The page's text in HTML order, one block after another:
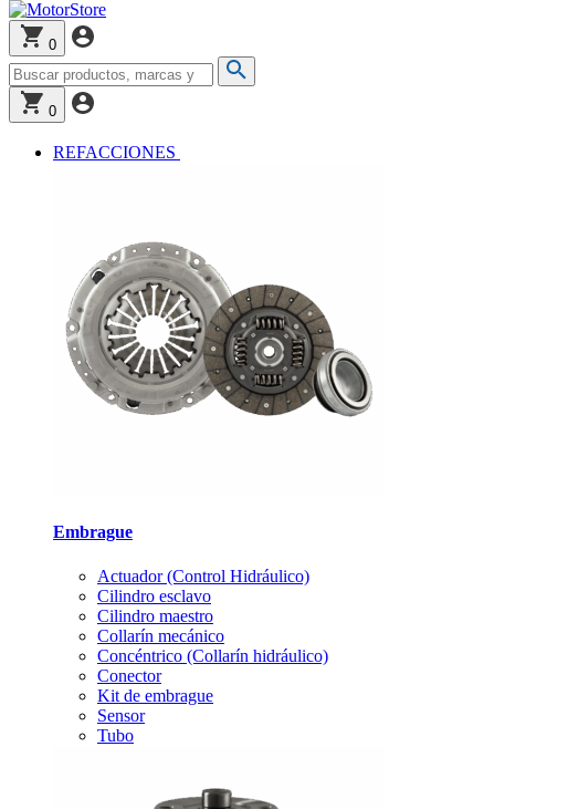
0
0
REFACCIONES
Embrague
Actuador (Control Hidráulico)
Cilindro esclavo
Cilindro maestro
Collarín mecánico
Concéntrico (Collarín hidráulico)
Conector
Kit de embrague
Sensor
Tubo